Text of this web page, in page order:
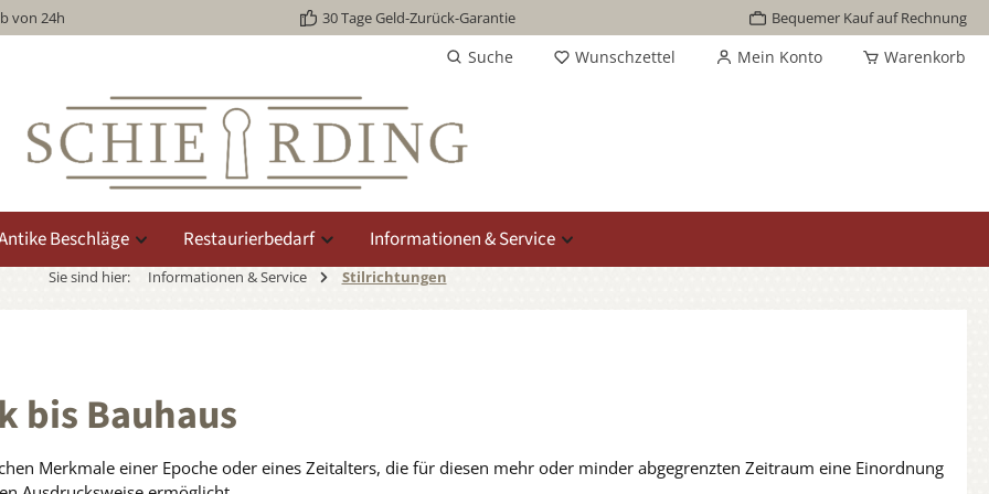
von 24h 30 Tage Geld-Zurück-Garantie Bequemer Kauf auf Rechnung
Suche Wunschzettel Mein Konto Warenkorb
Beschläge Restaurierbedarf Informationen & Service
Sie sind hier: Informationen & Service Stilrichtungen
bis Bauhaus
Merkmale einer Epoche oder eines Zeitalters, die für diesen mehr oder minder abgegrenzten Zeitraum eine Einordnung